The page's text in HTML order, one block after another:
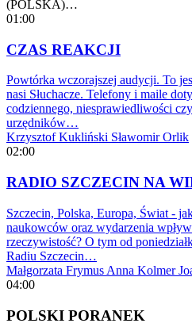
(POLSKA)…
01:00
CZAS REAKCJI
Powtórka wczorajszej audycji. To
nasi Słuchacze. Telefony i maile
codziennego, niesprawiedliwości
urzędników…
Krzysztof Kukliński Sławomir Orlik
02:00
RADIO SZCZECIN NA
Szczecin, Polska, Europa, Świat -
naukowców oraz wydarzenia
rzeczywistość? O tym od
Radiu Szczecin…
Małgorzata Frymus Anna Kolmer
04:00
POLSKI PORANEK